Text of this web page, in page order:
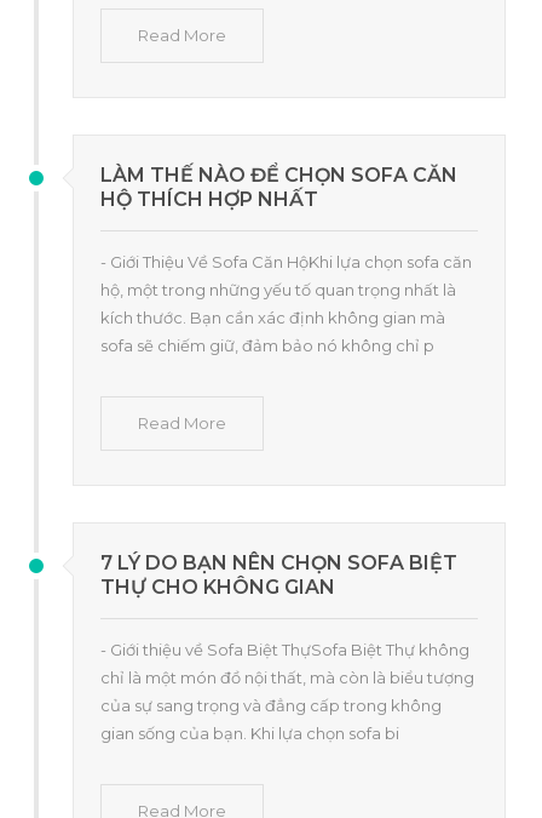
Read More
LÀM THẾ NÀO ĐỂ CHỌN SOFA CĂN
HỘ THÍCH HỢP NHẤT
- Giới Thiệu Về Sofa Căn HộKhi lựa chọn sofa căn
hộ, một trong những yếu tố quan trọng nhất là
kích thước. Bạn cần xác định không gian mà
sofa sẽ chiếm giữ, đảm bảo nó không chỉ p
Read More
7 LÝ DO BẠN NÊN CHỌN SOFA BIỆT
THỰ CHO KHÔNG GIAN
- Giới thiệu về Sofa Biệt ThựSofa Biệt Thự không
chỉ là một món đồ nội thất, mà còn là biểu tượng
của sự sang trọng và đẳng cấp trong không
gian sống của bạn. Khi lựa chọn sofa bi
Read More